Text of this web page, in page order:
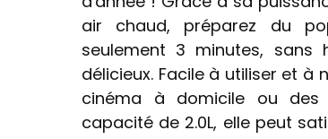
air chaud, préparez du
seulement 3 minutes,
délicieux. Facile à utiliser et
cinéma à domicile ou des
capacité de 2.0L, elle peut